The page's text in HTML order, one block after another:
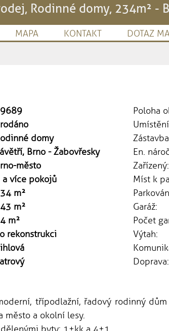
Rodinné domy, 234m² -
MAPA KONTAKT DOTAZ
domy
Brno - Žabovřesky
město
a více pokojů
m²
m²
m²
rekonstrukci
Poloha
En.
Zařízený:
Míst k
Garáž:
Počet
Výtah:
Doprava:
třípodlažní, řadový rodinný
město a okolní lesy.
byty: 1+kk a 4+1.